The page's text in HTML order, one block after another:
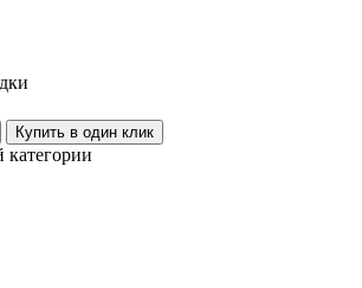
Купить в один клик
категории